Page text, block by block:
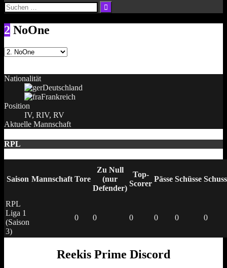
Suchen
nach:
2 NoOne
Nationalität
Deutschland
Frankreich
Position
IV, RIV, RV
Aktuelle Mannschaft
RPL
Saison Mannschaft Tore
Zu Null
(nur
Defender)
Top-
Scorer
Pässe Schüsse
RPL
Liga 1
(Saison
3)
0 0 0 0 0 0
Reekis Prime Discord